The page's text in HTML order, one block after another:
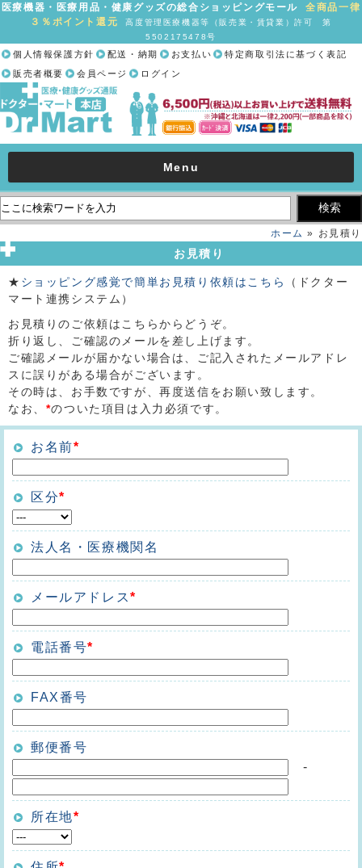
医療機器・医療用品・健康グッズの総合ショッピングモール全商品一律
３％ポイント還元
高度管理医療機器等（販売業・賃貸業）許可 第
5502175478号
個人情報保護方針 配送・納期 お支払い
特定商取引法に基づく表記
販売者概要
会員ページ ログイン
Menu
ホーム » お見積り
お見積り
★ ショッピング感覚で簡単お見積り依頼はこちら
（ドクター
マート連携システム）
お見積りのご依頼はこちらからどうぞ。
折り返し、ご確認のメールを差し上げます。
ご確認メールが届かない場合は、ご記入されたメールアドレ
スに誤りがある場合がございます。
その時は、お手数ですが、再度送信をお願い致します。
なお、 *のついた項目は入力必須です。
お名前*
区分*
法人名・医療機関名
メールアドレス*
電話番号*
FAX番号
郵便番号
-
所在地*